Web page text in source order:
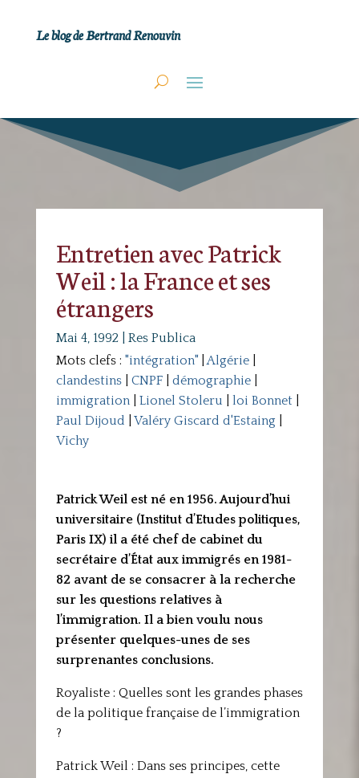
Le blog de Bertrand Renouvin
Entretien avec Patrick
Weil : la France et ses
étrangers
Mai 4, 1992| Res Publica
Mots clefs : "intégration"|Algérie|
clandestins| CNPF| démographie|
immigration| Lionel Stoleru loi Bonnet|
Paul Dijoud
Valéry Giscard d'Estaing
Vichy
Patrick Weil est né en 1956. Aujourd’hui
universitaire (Institut d’Etudes politiques,
Paris IX) il a été chef de cabinet du
secrétaire d’État aux immigrés en 1981-
82 avant de se consacrer à la recherche
sur les questions relatives à
l’immigration. Il a bien voulu nous
présenter quelques-unes de ses
surprenantes conclusions.
Royaliste : Quelles sont les grandes phases
de la politique française de l’immigration
?
Patrick Weil : Dans ses principes, cette